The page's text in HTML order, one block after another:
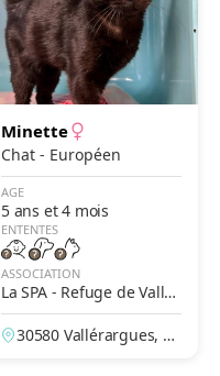
Minette
Chat - Européen
AGE
5 ans et 4 mois
ENTENTES
ASSOCIATION
La SPA - Refuge de Valler
argues – Alès
30580 Vallérargues, G